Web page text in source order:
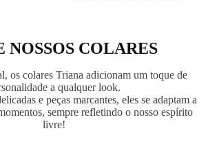
NOSSOS COLARES
os colares Triana adicionam um toque de
a qualquer look.
e peças marcantes, eles se adaptam a
sempre refletindo o nosso espírito
livre!